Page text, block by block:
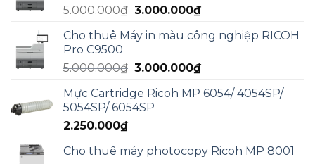
4.990.000₫.
5.000.000₫ Giá
là:
3.000.000₫Giá
tại
3.000.000₫.
Cho thuê Máy in màu công nghiệp RICOH
Pro C9500
5.000.000₫ Giá
là:
5.000.000₫.
3.000.000₫Giá
tại
Mực Cartridge Ricoh MP 6054/ 4054SP/
5054SP/ 6054SP
2.250.000₫
Cho thuê máy photocopy Ricoh MP 8001